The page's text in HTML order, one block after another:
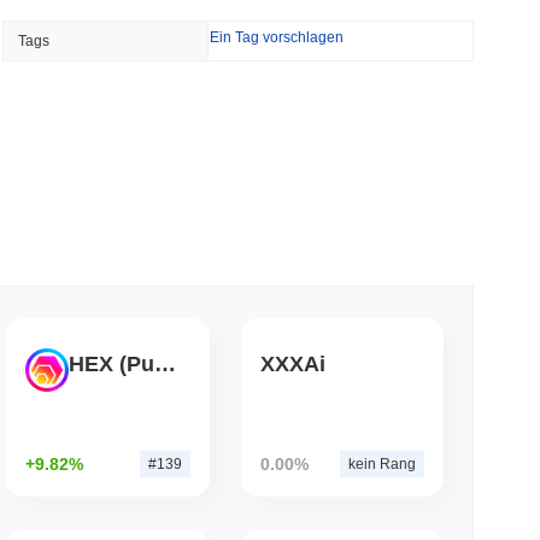
Dollar, während der Logistikriese AZ-COM
setzt
Tags Ein Tag vorschlagen
HEX (Pulsechain)
+9.82% #139
XXXAi
0.00% kein Rang